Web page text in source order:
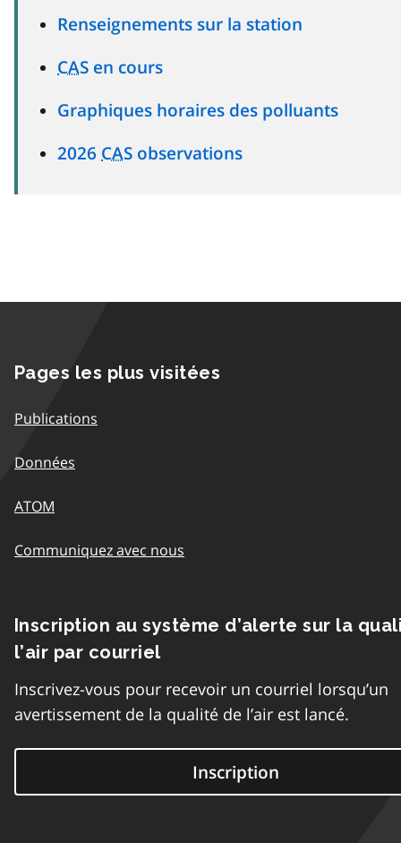
Renseignements sur la station
CAS en cours
Graphiques horaires des polluants
2026 CAS observations
Pages les plus visitées
Publications
Données
ATOM
Communiquez avec nous
Inscription au système d’alerte sur la
l’air par courriel
Inscrivez-vous pour recevoir un courriel lorsqu’un
avertissement de la qualité de l’air est lancé.
Inscription